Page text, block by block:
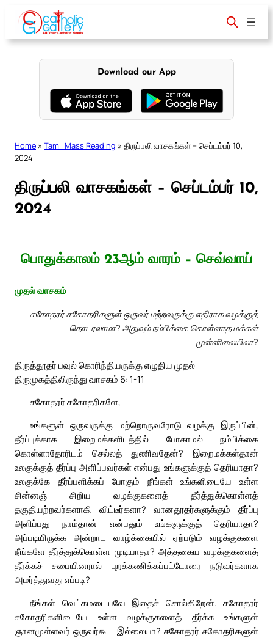
content
Download our App
Home » Tamil Mass Reading » திருப்பலி வாசகங்கள் – செப்டம்பர் 10,
2024
திருப்பலி வாசகங்கள் – செப்டம்பர் 10,
2024
பொதுக்காலம் 23ஆம் வாரம் – செவ்வாய்
முதல் வாசகம்
சகோதரர் சகோதரிகளுள் ஒருவர் மற்றவருக்கு எதிராக வழக்குத்
தொடரலாமா? அதுவும் நம்பிக்கை கொள்ளாத மக்கள்
முன்னிலையிலா?
திருத்தூதர் பவுல் கொரிந்தியருக்கு எழுதிய முதல்
திருமுகத்திலிருந்து வாசகம் 6: 1-11
சகோதரர் சகோதரிகளே,
உங்களுள் ஒருவருக்கு மற்றொருவரோடு வழக்கு இருப்பின்,
தீர்ப்புக்காக இறைமக்களிடத்தில் போகாமல் நம்பிக்கை
கொள்ளாதோரிடம் செல்லத் துணிவதேன்? இறைமக்கள்தான்
உலகுக்குத் தீர்ப்பு அளிப்பவர்கள் என்பது உங்களுக்குத் தெரியாதா?
உலகுக்கே தீர்ப்பளிக்கப் போகும் நீங்கள் உங்களிடையே உள்ள
சின்னஞ் சிறிய வழக்குகளைத் தீர்த்துக்கொள்ளத்
தகுதியற்றவர்களாகி விட்டீர்களா? வானதூதர்களுக்கும் தீர்ப்பு
அளிப்பது நாம்தான் என்பதும் உங்களுக்குத் தெரியாதா?
அப்படியிருக்க அன்றாட வாழ்க்கையில் ஏற்படும் வழக்குகளை
நீங்களே தீர்த்துக்கொள்ள முடியாதா? அத்தகைய வழக்குகளைத்
தீர்க்கச் சபையினரால் புறக்கணிக்கப்பட்டோரை நடுவர்களாக
அமர்த்துவது எப்படி?
நீங்கள் வெட்கமடையவே இதைச் சொல்கிறேன். சகோதரர்
சகோதரிகளிடையே உள்ள வழக்குகளைத் தீர்க்க உங்களுள்
ஞானமுள்ளவர் ஒருவர்கூட இல்லையா? சகோதரர் சகோதரிகளுள்